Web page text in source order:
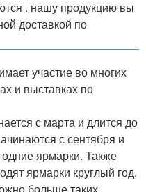
. нашу продукцию вы
доставкой по
участие во многих
и выставках по
с марта и длится до
с сентября и
ярмарки. Также
ярмарки круглый год.